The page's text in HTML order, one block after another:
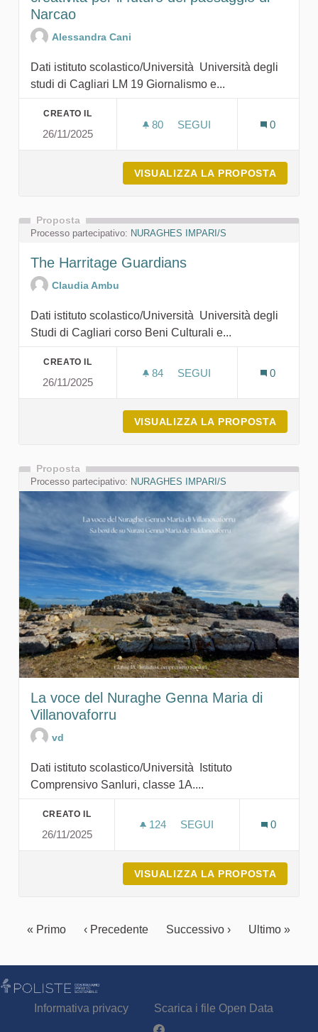
Narcao
Alessandra Cani
Dati istituto scolastico/Università Università degli
studi di Cagliari LM 19 Giornalismo e...
CREATO IL
26/11/2025
80 80 SOSTENITORI
SEGUI
0
VISUALIZZA LA PROPOSTA
Proposta
Processo partecipativo: NURAGHES IMPARI/S
The Harritage Guardians
Claudia Ambu
Dati istituto scolastico/Università Università degli
Studi di Cagliari corso Beni Culturali e...
CREATO IL
26/11/2025
84 84 SOSTENITORI
SEGUI
0
VISUALIZZA LA PROPOSTA
Proposta
Processo partecipativo: NURAGHES IMPARI/S
La voce del Nuraghe Genna Maria di
Villanovaforru
vd
Dati istituto scolastico/Università Istituto
Comprensivo Sanluri, classe 1A....
CREATO IL
26/11/2025
124 124 SOSTENITORI
SEGUI
0
VISUALIZZA LA PROPOSTA
« Primo ‹ Precedente Successivo › Ultimo »
Informativa privacy
Scarica i file Open Data